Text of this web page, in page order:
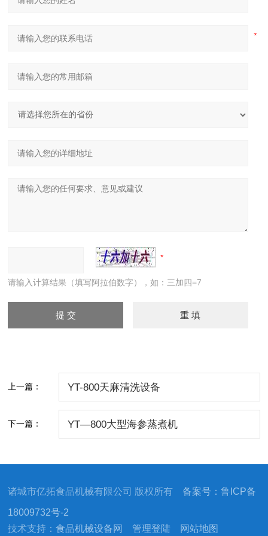
请输入计算结果（填写阿拉伯数字），如：三加四=7
上一篇： YT-800天麻清洗设备
下一篇： YT—800大型海参蒸煮机
诸城市亿拓食品机械有限公司 版权所有备案号：鲁ICP备
18009732号-2
技术支持：食品机械设备网 管理登陆 网站地图